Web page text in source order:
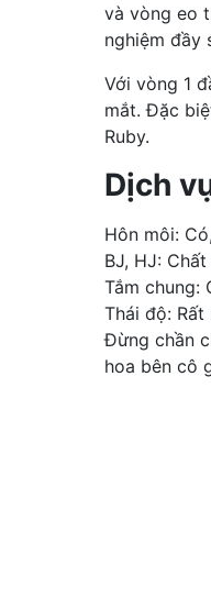
và vòng eo
nghiệm đầy
Với vòng 1
mắt. Đặc
Ruby.
Dịch
Hôn môi:
BJ, HJ:
Tắm chung:
Thái độ:
Đừng chần
hoa bên cô